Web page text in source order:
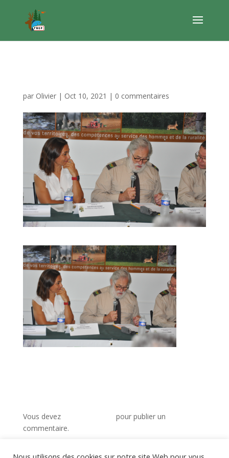
par Olivier| Oct 10, 2021 | 0 commentaires
Vous devez
pour publier un
commentaire.